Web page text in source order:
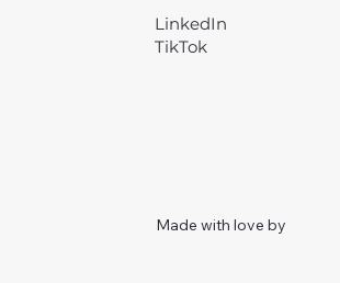
Made with love by
LinkedIn
TikTok